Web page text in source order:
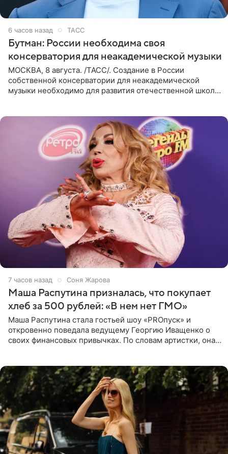
6 часов назад ТАСС
Бутман: России необходима своя
консерватория для неакадемической музыки
МОСКВА, 8 августа. /ТАСС/. Создание в России
собственной консерватории для неакадемической
музыки необходимо для развития отечественной школы
7 часов назад Соня Жарова
Маша Распутина призналась, что покупает
хлеб за 500 рублей: «В нем нет ГМО»
Маша Распутина стала гостьей шоу «PROпуск» и
откровенно поведала ведущему Георгию Иващенко о
своих финансовых привычках. По словам артистки, она